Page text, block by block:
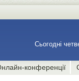
Сьогодні
конференції